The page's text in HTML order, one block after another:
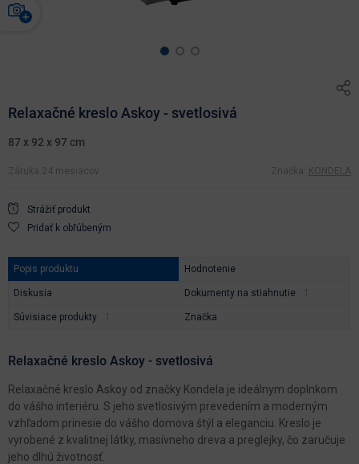
Relaxačné kreslo Askoy - svetlosivá
87 x 92 x 97 cm
Záruka 24 mesiacov Značka: KONDELA
Strážiť produkt
Pridať k obľúbeným
Popis produktu Hodnotenie
Diskusia Dokumenty na stiahnutie
Súvisiace produkty Značka
Relaxačné kreslo Askoy - svetlosivá
Relaxačné kreslo Askoy od značky Kondela je ideálnym doplnkom
do vášho interiéru. S jeho svetlosivým prevedením a moderným
vzhľadom prinesie do vášho domova štýl a eleganciu. Kreslo je
vyrobené z kvalitnej látky, masívneho dreva a preglejky, čo zaručuje
jeho dlhú životnosť.